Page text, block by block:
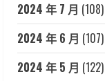
2024 年 7 月 (108)
2024 年 6 月 (107)
2024 年 5 月 (122)